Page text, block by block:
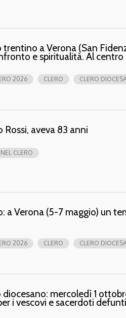
trentino a Verona (San
e spiritualità. Al centro
2026 CLERO CLERO
aveva 83 anni
CLERO
a Verona (5-7 maggio) un
2026 CLERO CLERO
diocesano: mercoledì 1
i vescovi e sacerdoti